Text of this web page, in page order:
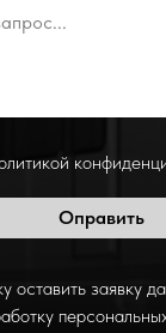
Оправить
оставить заявку